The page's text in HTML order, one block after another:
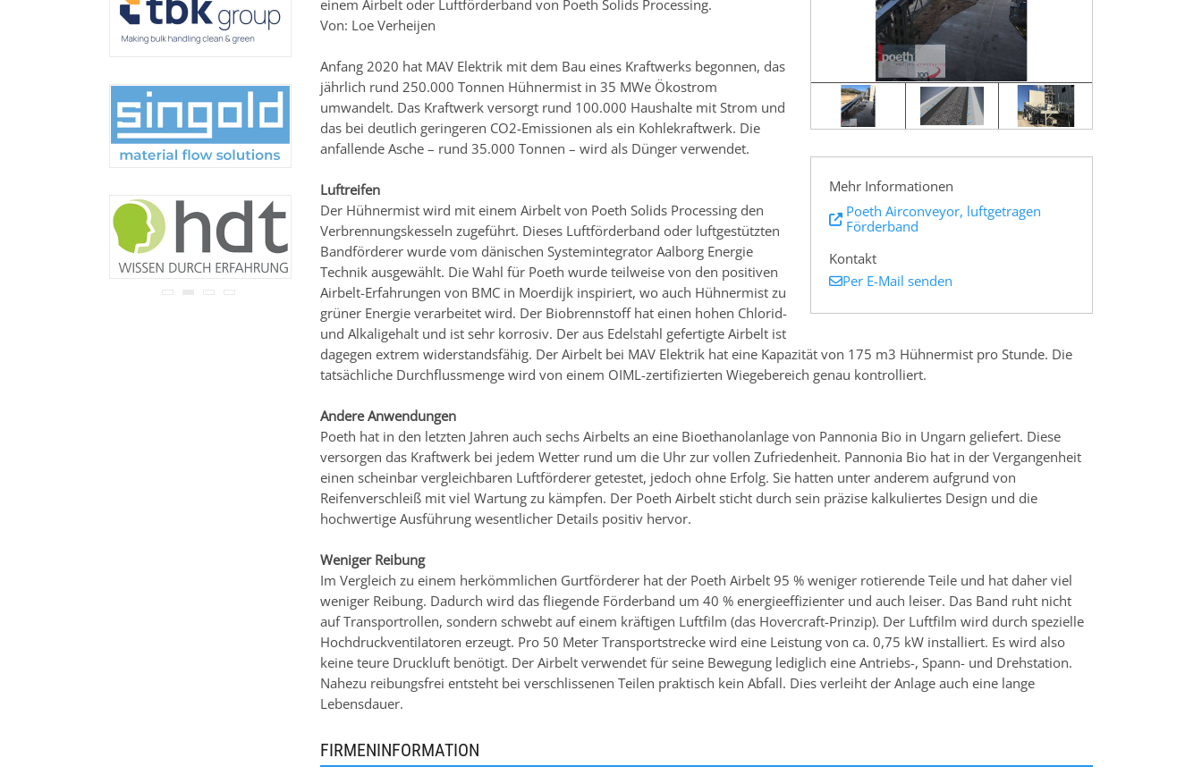
Zu unseren Datenschutz-
Bestimmungen.
Mehr Informationen
Poeth Airconveyor, luftgetragen
Förderband
Kontakt
Per E-Mail senden
einem Airbelt oder Luftförderband von Poeth Solids Processing.
Von: Loe Verheijen
Anfang 2020 hat MAV Elektrik mit dem Bau eines Kraftwerks begonnen, das
jährlich rund 250.000 Tonnen Hühnermist in 35 MWe Ökostrom
umwandelt. Das Kraftwerk versorgt rund 100.000 Haushalte mit Strom und
das bei deutlich geringeren CO2-Emissionen als ein Kohlekraftwerk. Die
anfallende Asche – rund 35.000 Tonnen – wird als Dünger verwendet.
Luftreifen
Der Hühnermist wird mit einem Airbelt von Poeth Solids Processing den
Verbrennungskesseln zugeführt. Dieses Luftförderband oder luftgestützten
Bandförderer wurde vom dänischen Systemintegrator Aalborg Energie
Technik ausgewählt. Die Wahl für Poeth wurde teilweise von den positiven
Airbelt-Erfahrungen von BMC in Moerdijk inspiriert, wo auch Hühnermist zu
grüner Energie verarbeitet wird. Der Biobrennstoff hat einen hohen Chlorid-
und Alkaligehalt und ist sehr korrosiv. Der aus Edelstahl gefertigte Airbelt ist
dagegen extrem widerstandsfähig. Der Airbelt bei MAV Elektrik hat eine Kapazität von 175 m3 Hühnermist pro Stunde. Die
tatsächliche Durchflussmenge wird von einem OIML-zertifizierten Wiegebereich genau kontrolliert.
Andere Anwendungen
Poeth hat in den letzten Jahren auch sechs Airbelts an eine Bioethanolanlage von Pannonia Bio in Ungarn geliefert. Diese
versorgen das Kraftwerk bei jedem Wetter rund um die Uhr zur vollen Zufriedenheit. Pannonia Bio hat in der Vergangenheit
einen scheinbar vergleichbaren Luftförderer getestet, jedoch ohne Erfolg. Sie hatten unter anderem aufgrund von
Reifenverschleiß mit viel Wartung zu kämpfen. Der Poeth Airbelt sticht durch sein präzise kalkuliertes Design und die
hochwertige Ausführung wesentlicher Details positiv hervor.
Weniger Reibung
Im Vergleich zu einem herkömmlichen Gurtförderer hat der Poeth Airbelt 95 % weniger rotierende Teile und hat daher viel
weniger Reibung. Dadurch wird das fliegende Förderband um 40 % energieeffizienter und auch leiser. Das Band ruht nicht
auf Transportrollen, sondern schwebt auf einem kräftigen Luftfilm (das Hovercraft-Prinzip). Der Luftfilm wird durch spezielle
Hochdruckventilatoren erzeugt. Pro 50 Meter Transportstrecke wird eine Leistung von ca. 0,75 kW installiert. Es wird also
keine teure Druckluft benötigt. Der Airbelt verwendet für seine Bewegung lediglich eine Antriebs-, Spann- und Drehstation.
Nahezu reibungsfrei entsteht bei verschlissenen Teilen praktisch kein Abfall. Dies verleiht der Anlage auch eine lange
Lebensdauer.
FIRMENINFORMATION